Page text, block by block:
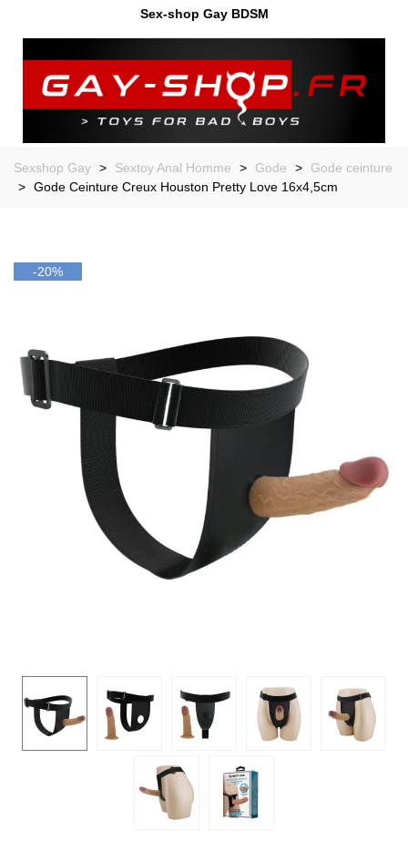
Sex-shop Gay BDSM
Sexshop Gay > Sextoy Anal Homme > Gode >
Gode ceinture
> Gode Ceinture Creux Houston Pretty Love 16x4,5cm
-20%